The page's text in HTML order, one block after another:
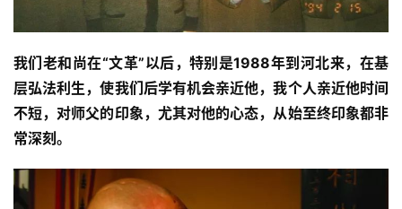
我们老和尚在“文革”以后，特别是1988年到河北来，在基
层弘法利生，使我们后学有机会亲近他，我个人亲近他时间
不短，对师父的印象，尤其对他的心态，从始至终印象都非
常深刻。